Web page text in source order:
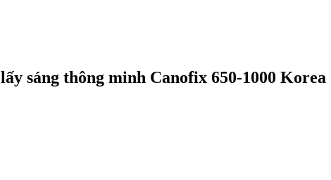
sáng thông minh Canofix 650-1000 Korea